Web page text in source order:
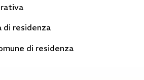
di residenza
di residenza